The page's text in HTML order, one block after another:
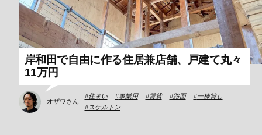
岸和田で自由に作る住居兼店舗、戸建て丸々
11万円
オザワさん
住まい 事業用 賃貸 路面
一棟貸し
スケルトン